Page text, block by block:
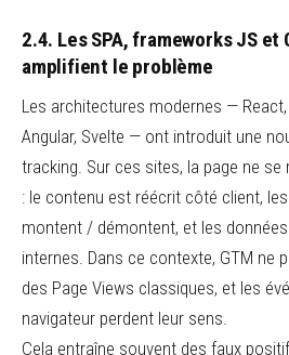
2.4. Les SPA, frameworks JS et
amplifient le problème
Les architectures modernes — React,
Angular, Svelte — ont introduit une
tracking. Sur ces sites, la page ne
: le contenu est réécrit côté client,
montent / démontent, et les
internes. Dans ce contexte, GTM ne
des Page Views classiques, et les
navigateur perdent leur sens.
Cela entraîne souvent des faux